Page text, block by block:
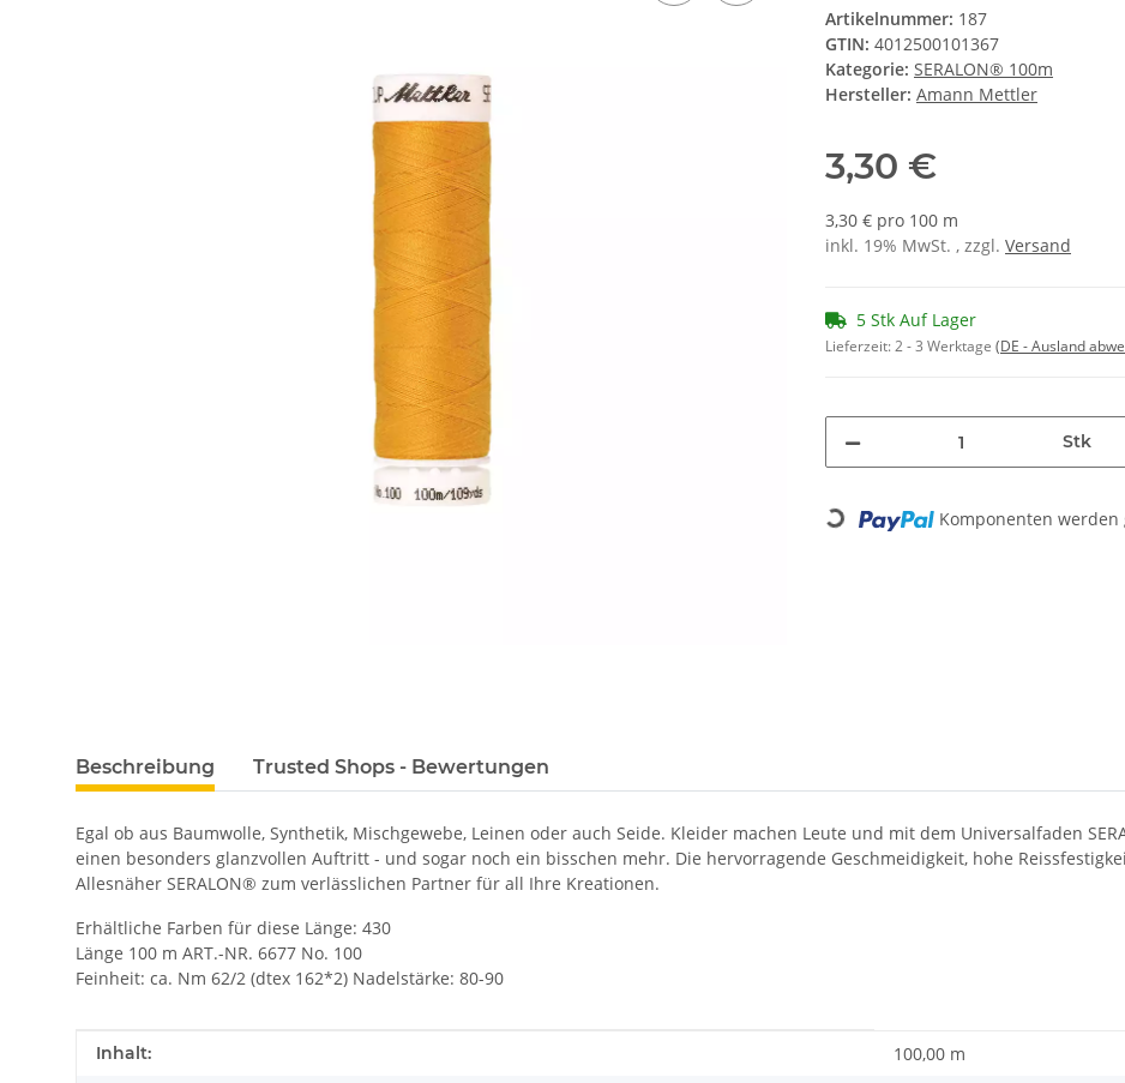
Artikelnummer: 187
GTIN: 4012500101367
Kategorie: SERALON® 100m
Hersteller: Amann Mettler
3,30 €
3,30 € pro 100 m
inkl. 19% MwSt. , zzgl. Versand
5 Stk Auf Lager
Lieferzeit:2 - 3 Werktage (DE - Ausland
Stk
Loading... Komponenten werden
Beschreibung Trusted Shops - Bewertungen
Egal ob aus Baumwolle, Synthetik, Mischgewebe, Leinen oder auch Seide. Kleider machen Leute und mit dem Universalfaden
einen besonders glanzvollen Auftritt - und sogar noch ein bisschen mehr. Die hervorragende Geschmeidigkeit, hohe
Allesnäher SERALON® zum verlässlichen Partner für all Ihre Kreationen.
Erhältliche Farben für diese Länge: 430
Länge 100 m ART.-NR. 6677 No. 100
Feinheit: ca. Nm 62/2 (dtex 162*2) Nadelstärke: 80-90
Produkteigenschaft
Wert
Inhalt: 100,00 m